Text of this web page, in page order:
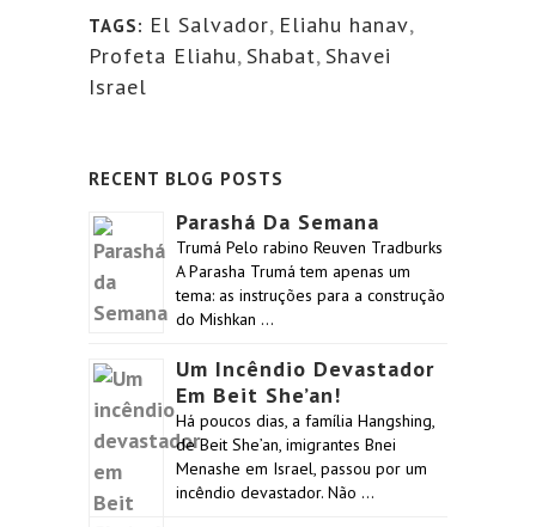
TAGS: El Salvador, Eliahu hanav,
Profeta Eliahu, Shabat, Shavei
Israel
RECENT BLOG POSTS
Parashá Da Semana
Trumá Pelo rabino Reuven Tradburks
A Parasha Trumá tem apenas um
tema: as instruções para a construção
do Mishkan …
Um Incêndio Devastador
Em Beit She’an!
Há poucos dias, a família Hangshing,
de Beit She’an, imigrantes Bnei
Menashe em Israel, passou por um
incêndio devastador. Não …